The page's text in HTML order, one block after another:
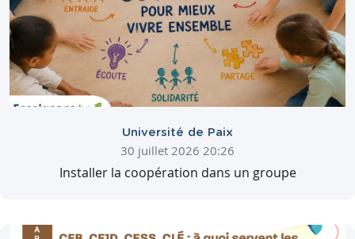
Université de Paix
30 juillet 2026 20:26
Installer la coopération dans un groupe